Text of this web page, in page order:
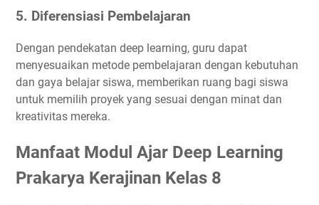
5. Diferensiasi Pembelajaran
Dengan pendekatan deep learning, guru dapat
menyesuaikan metode pembelajaran dengan kebutuhan
dan gaya belajar siswa, memberikan ruang bagi siswa
untuk memilih proyek yang sesuai dengan minat dan
kreativitas mereka.
Manfaat Modul Ajar Deep Learning
Prakarya Kerajinan Kelas 8